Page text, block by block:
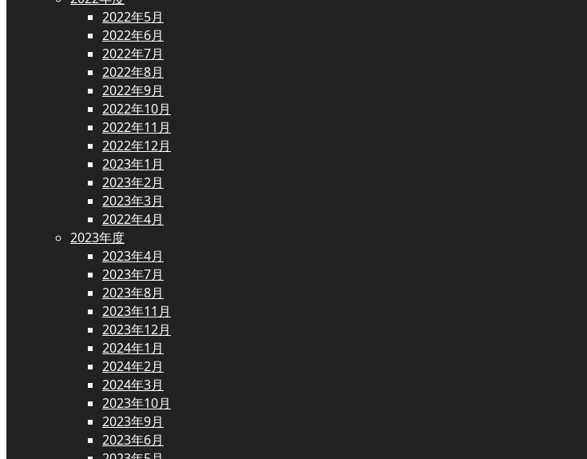
2022年5月
2022年6月
2022年7月
2022年8月
2022年9月
2022年10月
2022年11月
2022年12月
2023年1月
2023年2月
2023年3月
2022年4月
2023年度
2023年4月
2023年7月
2023年8月
2023年11月
2023年12月
2024年1月
2024年2月
2024年3月
2023年10月
2023年9月
2023年6月